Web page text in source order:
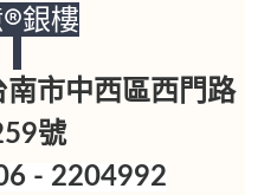
銀樓
南市中西區西門路
號
- 2204992